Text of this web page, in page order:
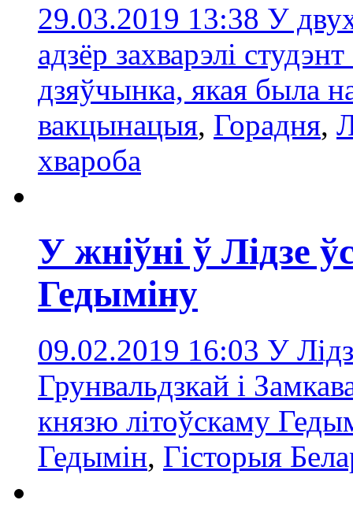
29.03.2019 13:38 У
адзёр захварэлі
дзяўчынка, якая была
вакцынацыя, Горадня,
хвароба
У жніўні ў Лідзе
Гедыміну
09.02.2019 16:03 У
Грунвальдзкай і
князю літоўскаму
Гедымін, Гісторыя